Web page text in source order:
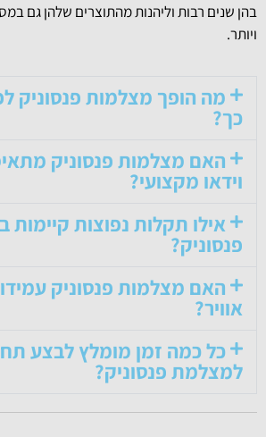
בהן שנים רבות וליהנות מהתוצרים שלהן גם
ויותר.
מה הופך מצלמות פנסוניק
כך?
האם מצלמות פנסוניק
וידאו מקצועי?
אילו תקלות נפוצות
פנסוניק?
האם מצלמות פנסוניק
אוויר?
כל כמה זמן מומלץ לבצע
למצלמת פנסוניק?